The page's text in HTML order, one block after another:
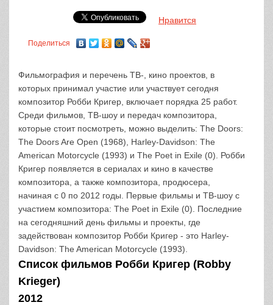
Нравится
Поделиться
Фильмография и перечень ТВ-, кино проектов, в
которых принимал участие или участвует сегодня
композитор Робби Кригер, включает порядка 25 работ.
Среди фильмов, ТВ-шоу и передач композитора,
которые стоит посмотреть, можно выделить: The Doors:
The Doors Are Open (1968), Harley-Davidson: The
American Motorcycle (1993) и The Poet in Exile (0). Робби
Кригер появляется в сериалах и кино в качестве
композитора, а также композитора, продюсера,
начиная с 0 по 2012 годы. Первые фильмы и ТВ-шоу с
участием композитора: The Poet in Exile (0). Последние
на сегодняшний день фильмы и проекты, где
задействован композитор Робби Кригер - это Harley-
Davidson: The American Motorcycle (1993).
Список фильмов Робби Кригер (Robby
Krieger)
2012